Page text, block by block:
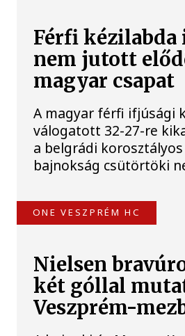
Férfi kézilabda
nem jutott
magyar csapat
A magyar férfi ifjúsági
válogatott 32-27-re
a belgrádi
bajnokság csütörtöki
ONE VESZPRÉM HC
Nielsen
két góllal
Veszprém-